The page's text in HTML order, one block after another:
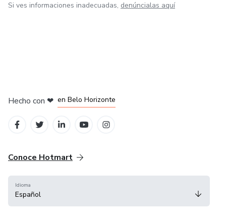
Si ves informaciones inadecuadas, denúncialas aquí
Hecho con ❤ en Belo Horizonte
Conoce Hotmart
Idioma
Español